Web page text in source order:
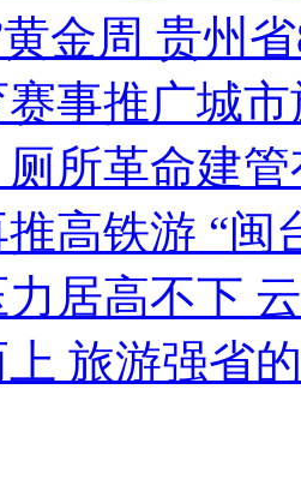
金周 贵州
赛事推广城
所革命建
高铁游 “闽
力居高不下
旅游强省